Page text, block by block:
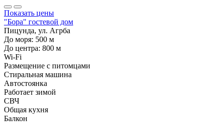
Показать цены
"Бора" гостевой дом
Пицунда, ул. Агрба
До моря: 500 м
До центра: 800 м
Wi-Fi
Размещение с питомцами
Стиральная машина
Автостоянка
Работает зимой
СВЧ
Общая кухня
Балкон